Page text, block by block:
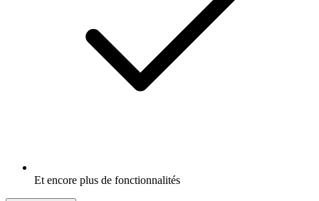
Et encore plus de fonctionnalités